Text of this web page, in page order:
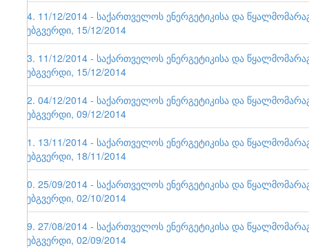
64. 11/12/2014 - საქართველოს ენერგეტიკისა და
ვებგვერდი, 15/12/2014
63. 11/12/2014 - საქართველოს ენერგეტიკისა და
ვებგვერდი, 15/12/2014
62. 04/12/2014 - საქართველოს ენერგეტიკისა და
ვებგვერდი, 09/12/2014
61. 13/11/2014 - საქართველოს ენერგეტიკისა და
ვებგვერდი, 18/11/2014
60. 25/09/2014 - საქართველოს ენერგეტიკისა და
ვებგვერდი, 02/10/2014
59. 27/08/2014 - საქართველოს ენერგეტიკისა და
ვებგვერდი, 02/09/2014